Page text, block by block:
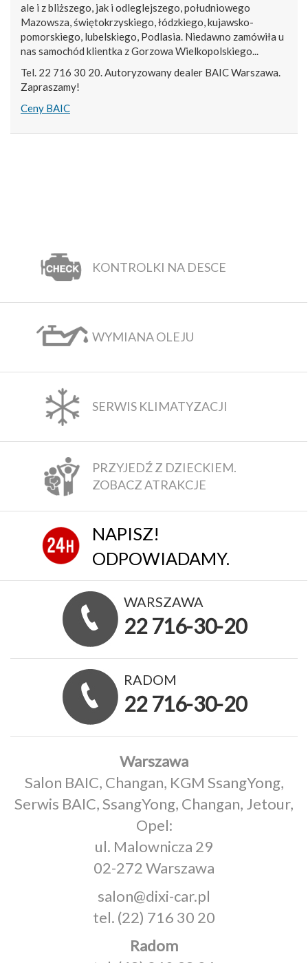
ale i z bliższego, jak i odleglejszego, południowego
Mazowsza, świętokrzyskiego, łódzkiego, kujawsko-
pomorskiego, lubelskiego, Podlasia. Niedawno zamówiła u
nas samochód klientka z Gorzowa Wielkopolskiego...
Tel. 22 716 30 20. Autoryzowany dealer BAIC Warszawa.
Zapraszamy!
Ceny BAIC
KONTROLKI NA DESCE
WYMIANA OLEJU
SERWIS KLIMATYZACJI
PRZYJEDŹ Z DZIECKIEM.
ZOBACZ ATRAKCJE
NAPISZ!
ODPOWIADAMY.
WARSZAWA
22 716-30-20
RADOM
22 716-30-20
Warszawa
Salon BAIC, Changan, KGM SsangYong,
Serwis BAIC, SsangYong, Changan, Jetour,
Opel:
ul. Malownicza 29
02-272 Warszawa
salon@dixi-car.pl
tel. (22) 716 30 20
Radom